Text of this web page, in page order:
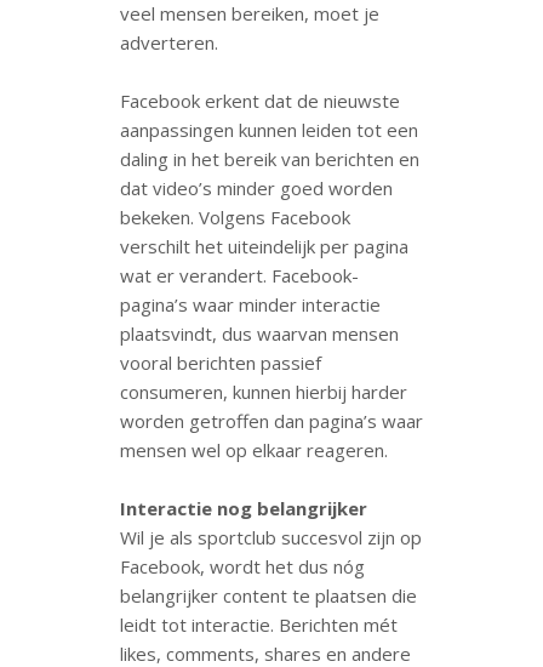
veel mensen bereiken, moet je
adverteren.
Facebook erkent dat de nieuwste
aanpassingen kunnen leiden tot een
daling in het bereik van berichten en
dat video’s minder goed worden
bekeken. Volgens Facebook
verschilt het uiteindelijk per pagina
wat er verandert. Facebook-
pagina’s waar minder interactie
plaatsvindt, dus waarvan mensen
vooral berichten passief
consumeren, kunnen hierbij harder
worden getroffen dan pagina’s waar
mensen wel op elkaar reageren.
Interactie nog belangrijker
Wil je als sportclub succesvol zijn op
Facebook, wordt het dus nóg
belangrijker content te plaatsen die
leidt tot interactie. Berichten mét
likes, comments, shares en andere